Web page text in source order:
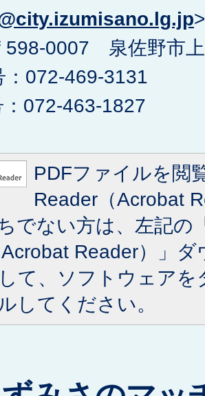
>
598-0007 泉佐野市
：072-469-3131
：072-463-1827
PDFファイルを閲
Reader（Acrobat
でない方は、左記の
Reader）」
て、ソフトウェア
してください。